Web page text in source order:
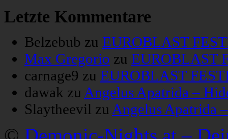
Letzte Kommentare
Belzebub zu EUROBLAST
Max Gregorio zu EUROBLAST
carnage9 zu EUROBLAST
dawak zu Angelus Apatrida –
Slaytheevil zu Angelus Apatrida